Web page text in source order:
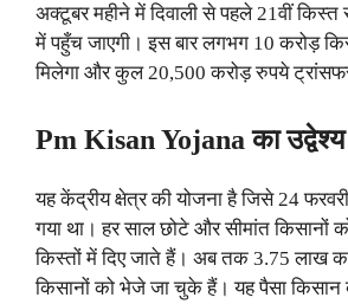
अक्टूबर महीने में दिवाली से पहले 21वीं किस्त
में पहुँच जाएगी। इस बार लगभग 10 करोड़
मिलेगा और कुल 20,500 करोड़ रुपये
Pm Kisan Yojana का उद्वेश्य
यह केंद्रीय क्षेत्र की योजना है जिसे 24
गया था। हर साल छोटे और सीमांत किसानों
किस्तों में दिए जाते हैं। अब तक 3.75 लाख
किसानों को भेजे जा चुके हैं। यह पैसा किसान